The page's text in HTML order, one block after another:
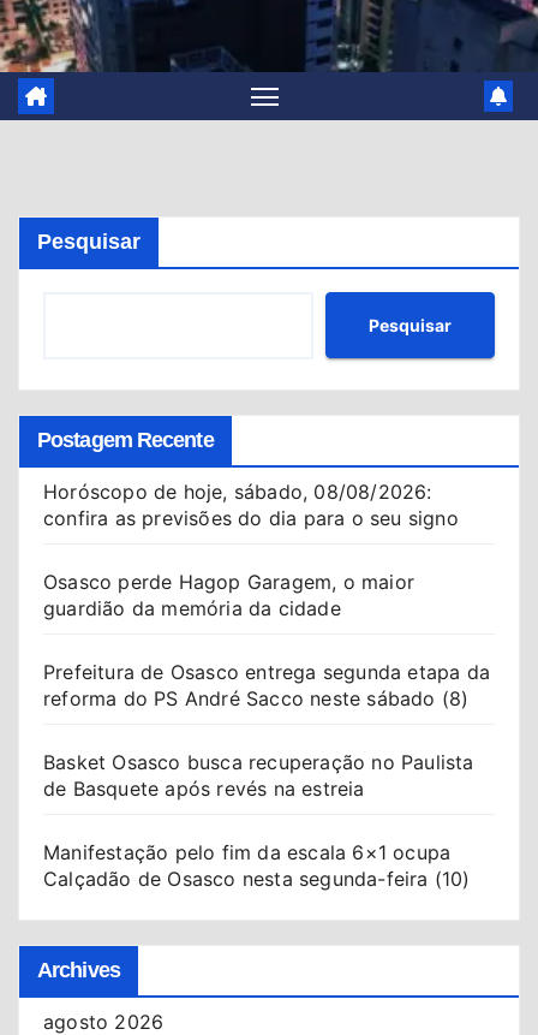
Pesquisar
Pesquisar
Postagem Recente
Horóscopo de hoje, sábado, 08/08/2026:
confira as previsões do dia para o seu signo
Osasco perde Hagop Garagem, o maior
guardião da memória da cidade
Prefeitura de Osasco entrega segunda etapa da
reforma do PS André Sacco neste sábado (8)
Basket Osasco busca recuperação no Paulista
de Basquete após revés na estreia
Manifestação pelo fim da escala 6×1 ocupa
Calçadão de Osasco nesta segunda-feira (10)
Archives
agosto 2026